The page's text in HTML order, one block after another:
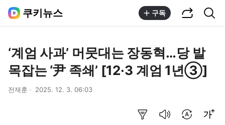
쿠키뉴스 구독
‘계엄 사과’ 머뭇대는 장동혁…당 발
목잡는 ‘尹 족쇄’ [12·3 계엄 1년③]
전재훈 2025. 12. 3. 06:03